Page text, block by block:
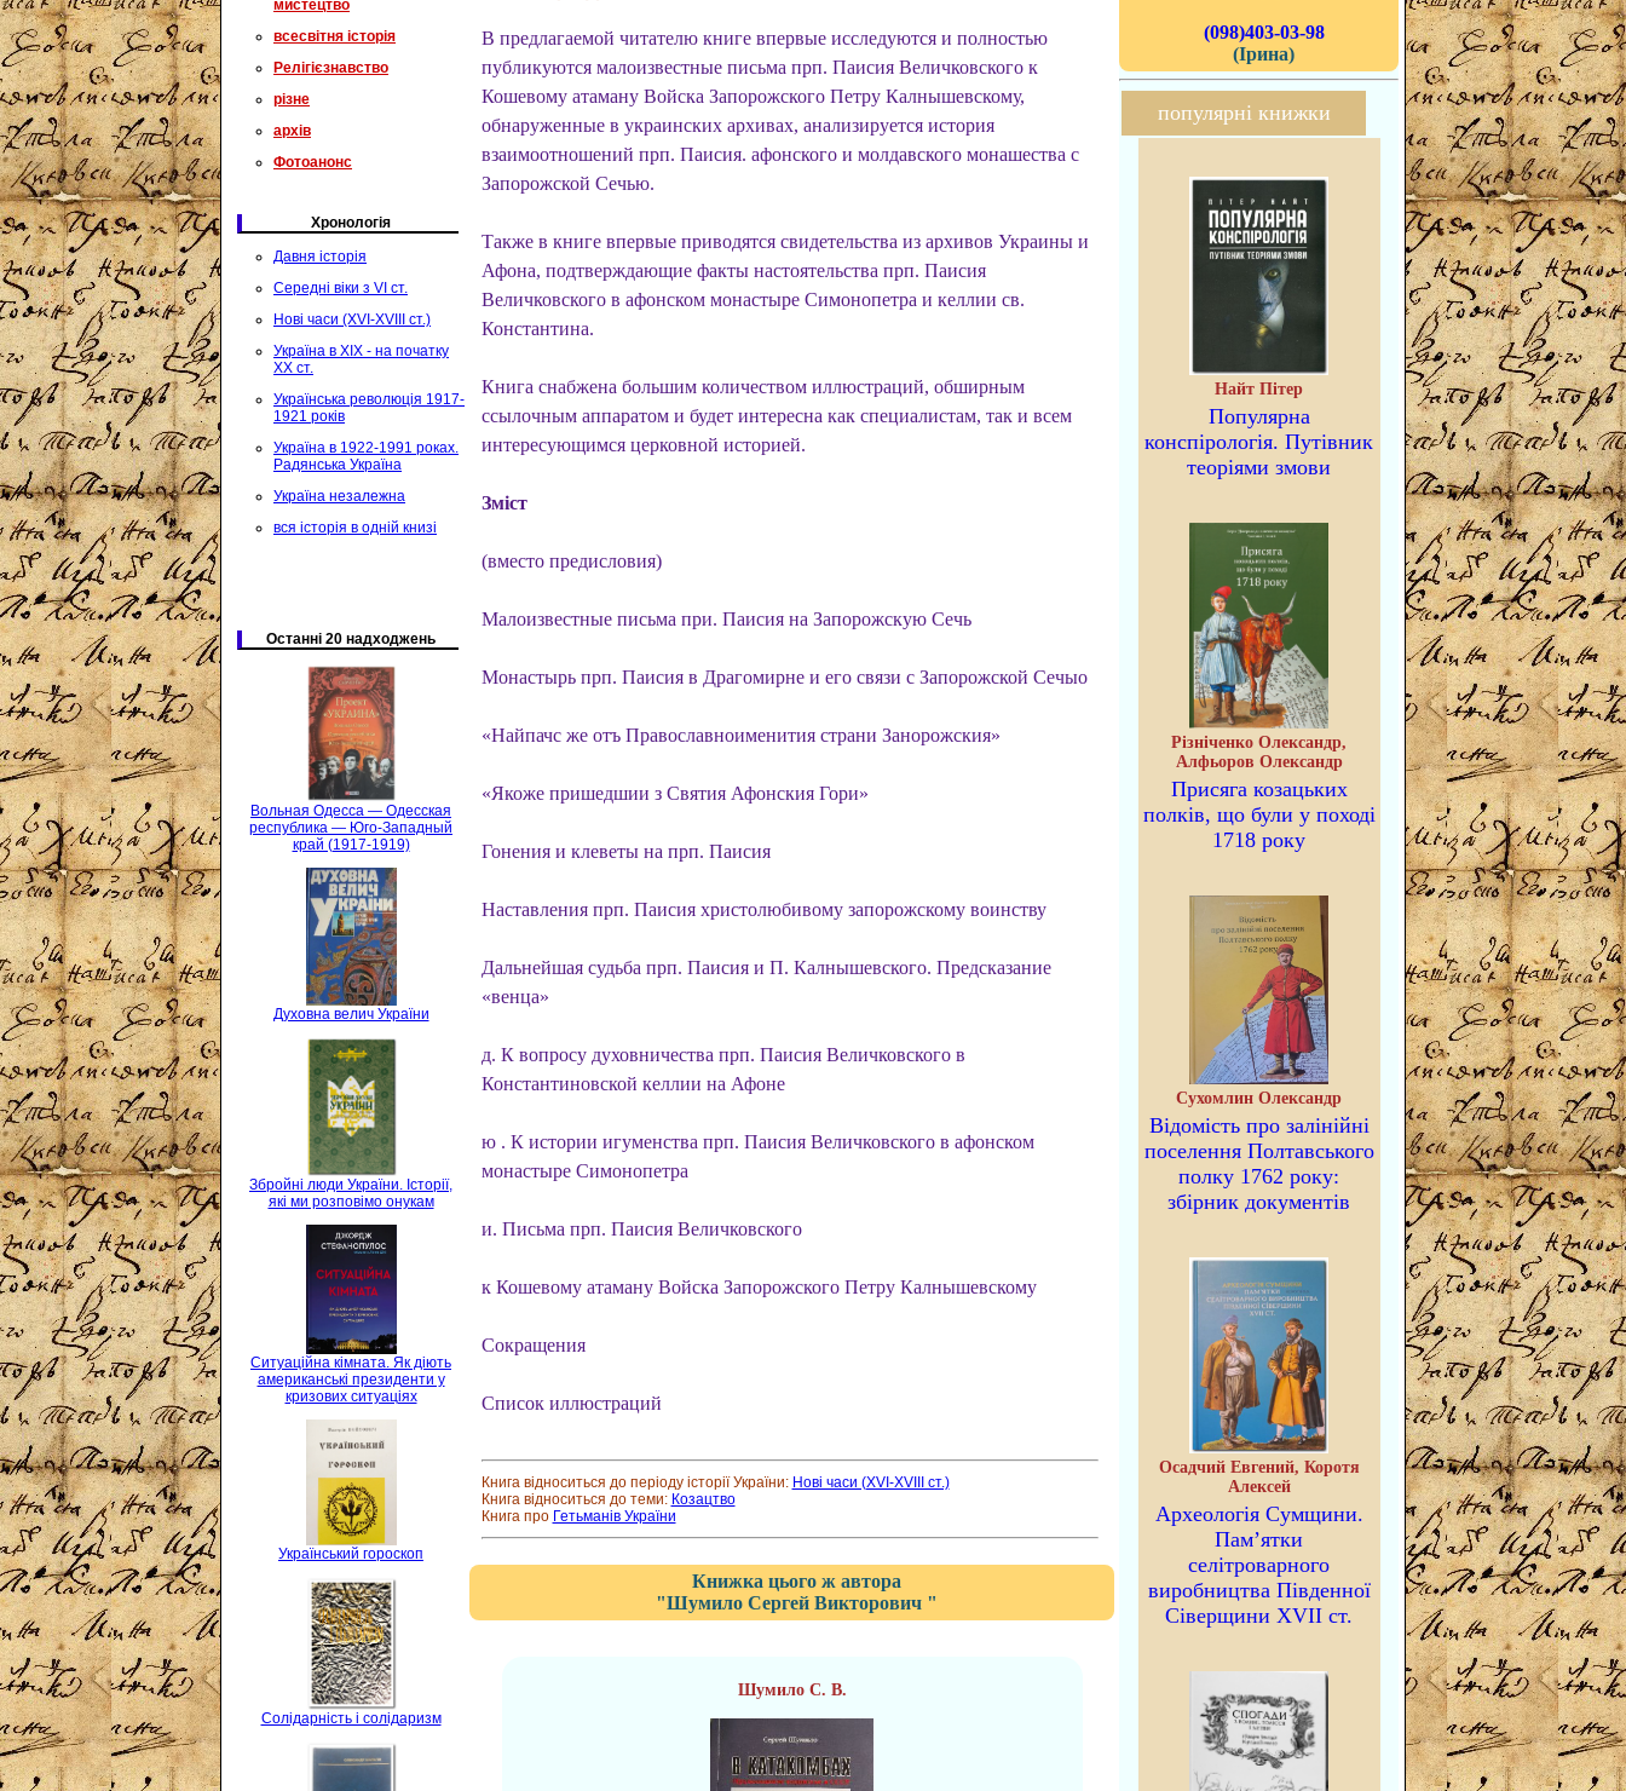
мистецтво
всесвітня історія
Релігієзнавство
різне
архів
Фотоанонс
Хронологія
Давня історія
Середні віки з VI ст.
Нові часи (XVI-XVIII ст.)
Україна в XIX - на початку
XX ст.
Українська революція 1917-
1921 років
Україна в 1922-1991 роках.
Радянська Україна
Україна незалежна
вся історія в одній книзі
Останні 20 надходжень
Вольная Одесса — Одесская
республика — Юго-Западный
край (1917-1919)
Духовна велич України
Збройні люди України. Історії,
які ми розповімо онукам
Ситуаційна кімната. Як діють
американські президенти у
кризових ситуаціях
Український гороскоп
Солідарність і солідаризм
В предлагаемой читателю книге впервые исследуются и полностью
публикуются малоизвестные письма прп. Паисия Величковского к
Кошевому атаману Войска Запорожского Петру Калнышевскому,
обнаруженные в украинских архивах, анализируется история
взаимоотношений прп. Паисия. афонского и молдавского монашества с
Запорожской Сечью.
Также в книге впервые приводятся свидетельства из архивов Украины и
Афона, подтверждающие факты настоятельства прп. Паисия
Величковского в афонском монастыре Симонопетра и келлии св.
Константина.
Книга снабжена большим количеством иллюстраций, обширным
ссылочным аппаратом и будет интересна как специалистам, так и всем
интересующимся церковной историей.
Зміст
(вместо предисловия)
Малоизвестные письма при. Паисия на Запорожскую Сечь
Монастырь прп. Паисия в Драгомирне и его связи с Запорожской Сечыо
«Найпачс же отъ Православноименития страни Занорожския»
«Якоже пришедшии з Святия Афонския Гори»
Гонения и клеветы на прп. Паисия
Наставления прп. Паисия христолюбивому запорожскому воинству
Дальнейшая судьба прп. Паисия и П. Калнышевского. Предсказание
«венца»
д. К вопросу духовничества прп. Паисия Величковского в
Константиновской келлии на Афоне
ю . К истории игуменства прп. Паисия Величковского в афонском
монастыре Симонопетра
и. Письма прп. Паисия Величковского
к Кошевому атаману Войска Запорожского Петру Калнышевскому
Сокращения
Список иллюстраций
Книга відноситься до періоду історії України: Нові часи (XVI-XVIII ст.)
Книга відноситься до теми: Козацтво
Книга про Гетьманів України
Книжка цього ж автора
"Шумило Сергей Викторович "
Шумило С. В.
(098)403-03-98
(Ірина)
популярні книжки
Найт Пітер
Популярна
конспірологія. Путівник
теоріями змови
Різніченко Олександр,
Алфьоров Олександр
Присяга козацьких
полків, що були у поході
1718 року
Сухомлин Олександр
Відомість про залінійні
поселення Полтавського
полку 1762 року:
збірник документів
Осадчий Евгений, Коротя
Алексей
Археологія Сумщини.
Пам’ятки
селітроварного
виробництва Південної
Сіверщини XVII ст.